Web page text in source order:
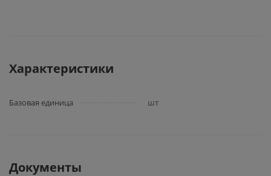
Характеристики
Базовая единица шт
Документы